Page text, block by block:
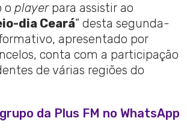
oplayer para assistir ao
dia Ceará” desta segunda-
apresentado por
conta com a participação
de várias regiões do
da Plus FM no WhatsApp